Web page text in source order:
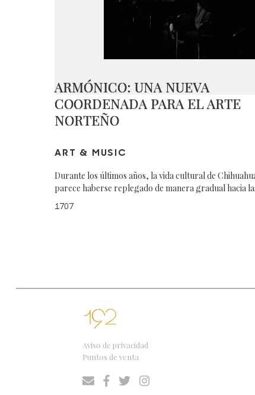
ARMÓNICO: UNA NUEVA
COORDENADA PARA EL ARTE
NORTEÑO
ART & MUSIC
Durante los últimos años, la vida cultural de
parece haberse replegado de manera gradual hacia
1707
Aviso de privacidad
Puntos de venta